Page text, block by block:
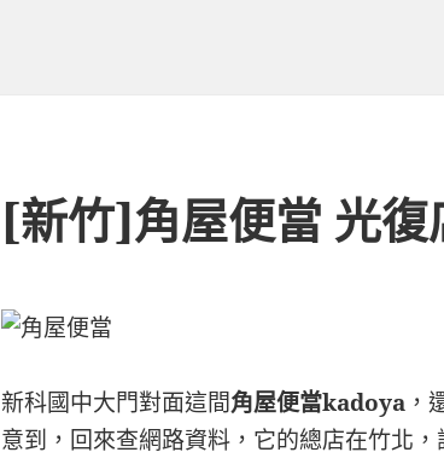
[新竹]角屋便當 光復
新科國中大門對面這間角屋便當kadoya ，
意到，回來查網路資料，它的總店在竹北